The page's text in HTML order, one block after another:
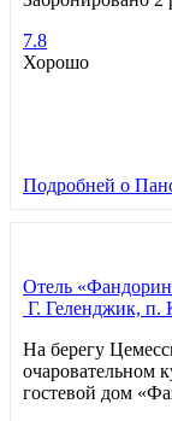
7.8
Хорошо
Подробней о
Отель
Г. Геленджик, п.
На берегу
очаровательном
гостевой дом